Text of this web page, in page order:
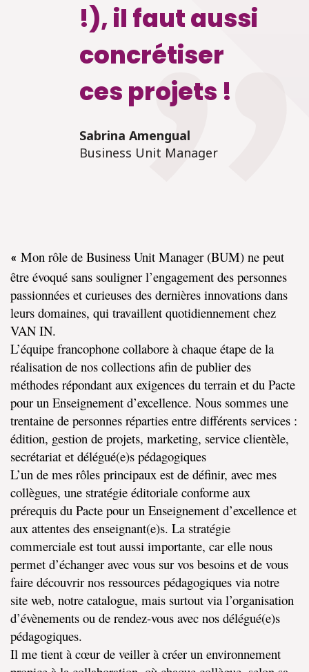
!), il faut aussi
concrétiser
ces projets !
Sabrina Amengual
Business Unit Manager
« Mon rôle de Business Unit Manager (BUM) ne peut
être évoqué sans souligner l’engagement des personnes
passionnées et curieuses des dernières innovations dans
leurs domaines, qui travaillent quotidiennement chez
VAN IN.
L’équipe francophone collabore à chaque étape de la
réalisation de nos collections afin de publier des
méthodes répondant aux exigences du terrain et du Pacte
pour un Enseignement d’excellence. Nous sommes une
trentaine de personnes réparties entre différents services :
édition, gestion de projets, marketing, service clientèle,
secrétariat et délégué(e)s pédagogiques
L’un de mes rôles principaux est de définir, avec mes
collègues, une stratégie éditoriale conforme aux
prérequis du Pacte pour un Enseignement d’excellence et
aux attentes des enseignant(e)s. La stratégie
commerciale est tout aussi importante, car elle nous
permet d’échanger avec vous sur vos besoins et de vous
faire découvrir nos ressources pédagogiques via notre
site web, notre catalogue, mais surtout via l’organisation
d’évènements ou de rendez-vous avec nos délégué(e)s
pédagogiques.
Il me tient à cœur de veiller à créer un environnement